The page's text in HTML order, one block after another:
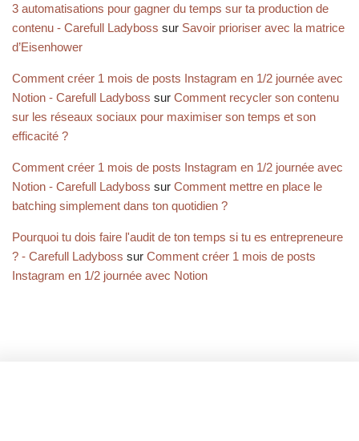
3 automatisations pour gagner du temps sur ta production de
contenu - Carefull Ladyboss sur Savoir prioriser avec la matrice
d’Eisenhower
Comment créer 1 mois de posts Instagram en 1/2 journée avec
Notion - Carefull Ladyboss sur Comment recycler son contenu
sur les réseaux sociaux pour maximiser son temps et son
efficacité ?
Comment créer 1 mois de posts Instagram en 1/2 journée avec
Notion - Carefull Ladyboss sur Comment mettre en place le
batching simplement dans ton quotidien ?
Pourquoi tu dois faire l'audit de ton temps si tu es entrepreneure
? - Carefull Ladyboss sur Comment créer 1 mois de posts
Instagram en 1/2 journée avec Notion